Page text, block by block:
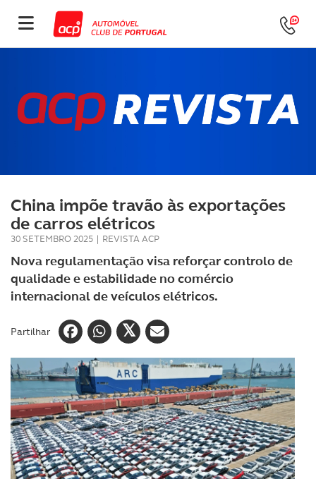
China impõe travão às exportações
de carros elétricos
30 SETEMBRO 2025 | REVISTA ACP
Nova regulamentação visa reforçar controlo de
qualidade e estabilidade no comércio
internacional de veículos elétricos.
Partilhar